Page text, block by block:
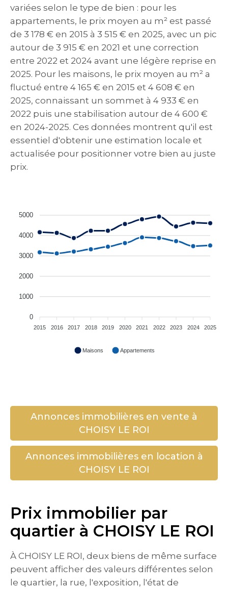
variées selon le type de bien : pour les
appartements, le prix moyen au m² est passé
de 3 178 € en 2015 à 3 515 € en 2025, avec un pic
autour de 3 915 € en 2021 et une correction
entre 2022 et 2024 avant une légère reprise en
2025. Pour les maisons, le prix moyen au m² a
fluctué entre 4 165 € en 2015 et 4 608 € en
2025, connaissant un sommet à 4 933 € en
2022 puis une stabilisation autour de 4 600 €
en 2024-2025. Ces données montrent qu'il est
essentiel d'obtenir une estimation locale et
actualisée pour positionner votre bien au juste
prix.
5000
4000
3000
2000
1000
0
2015 2016 2017 2018 2019 2020 2021 2022 2023 2024 2025
Maisons Appartements
Annonces immobilières en vente à
CHOISY LE ROI
Annonces immobilières en location à
CHOISY LE ROI
Prix immobilier par
quartier à CHOISY LE ROI
À CHOISY LE ROI, deux biens de même surface
peuvent afficher des valeurs différentes selon
le quartier, la rue, l'exposition, l'état de